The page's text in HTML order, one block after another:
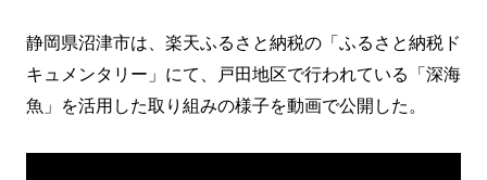
静岡県沼津市は、楽天ふるさと納税の「ふるさと納税ド
キュメンタリー」にて、戸田地区で行われている「深海
魚」を活用した取り組みの様子を動画で公開した。